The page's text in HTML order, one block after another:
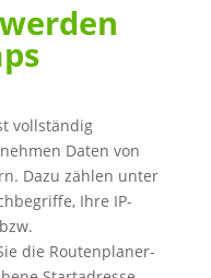
vollständig
Daten von
Dazu zählen unter
Ihre IP-
die Routenplaner-